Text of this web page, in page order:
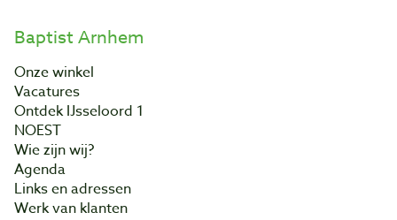
Baptist Arnhem
Onze winkel
Vacatures
Ontdek IJsseloord 1
NOEST
Wie zijn wij?
Agenda
Links en adressen
Werk van klanten